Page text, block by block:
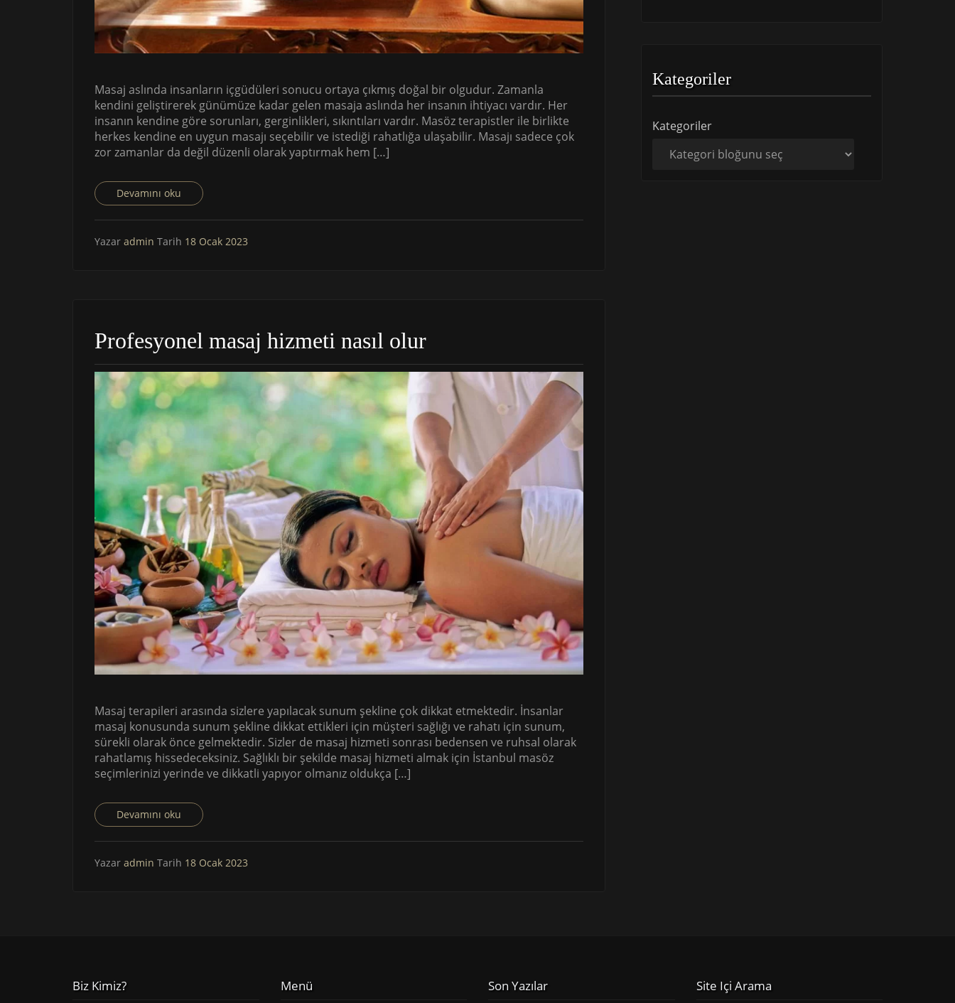
Masaj aslında insanların içgüdüleri sonucu ortaya çıkmış doğal bir olgudur. Zamanla
kendini geliştirerek günümüze kadar gelen masaja aslında her insanın ihtiyacı vardır. Her
insanın kendine göre sorunları, gerginlikleri, sıkıntıları vardır. Masöz terapistler ile birlikte
herkes kendine en uygun masajı seçebilir ve istediği rahatlığa ulaşabilir. Masajı sadece çok
zor zamanlar da değil düzenli olarak yaptırmak hem […]
Devamını oku
Yazar admin Tarih 18 Ocak 2023
Profesyonel masaj hizmeti nasıl olur
Masaj terapileri arasında sizlere yapılacak sunum şekline çok dikkat etmektedir. İnsanlar
masaj konusunda sunum şekline dikkat ettikleri için müşteri sağlığı ve rahatı için sunum,
sürekli olarak önce gelmektedir. Sizler de masaj hizmeti sonrası bedensen ve ruhsal olarak
rahatlamış hissedeceksiniz. Sağlıklı bir şekilde masaj hizmeti almak için İstanbul masöz
seçimlerinizi yerinde ve dikkatli yapıyor olmanız oldukça […]
Devamını oku
Yazar admin Tarih 18 Ocak 2023
Kategoriler
Kategoriler
Biz Kimiz? Menü Son Yazılar Site Içi Arama